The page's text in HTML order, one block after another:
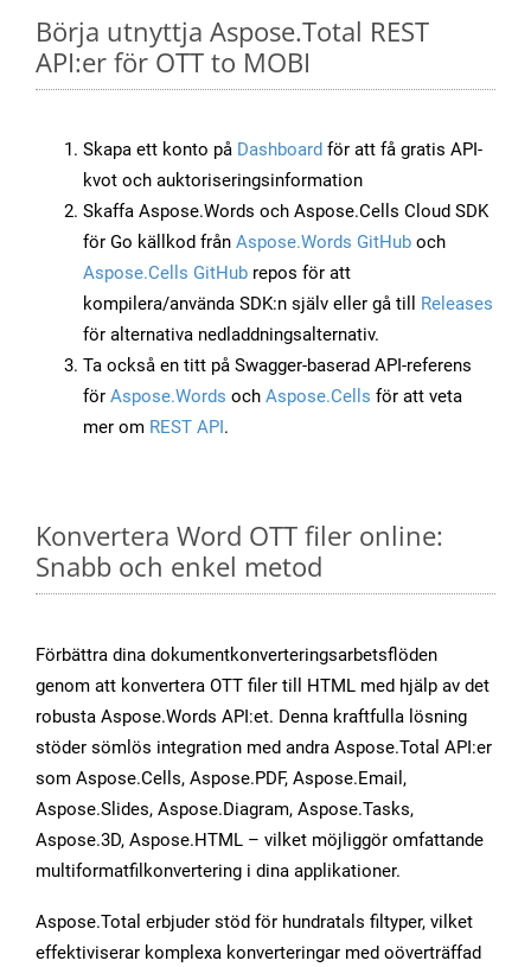
Börja utnyttja Aspose.Total REST
API:er för OTT to MOBI
Skapa ett konto på Dashboard för att få gratis API-
kvot och auktoriseringsinformation
Skaffa Aspose.Words och Aspose.Cells Cloud SDK
för Go källkod från Aspose.Words GitHub och
Aspose.Cells GitHub repos för att
kompilera/använda SDK:n själv eller gå till Releases
för alternativa nedladdningsalternativ.
Ta också en titt på Swagger-baserad API-referens
för Aspose.Words och Aspose.Cells för att veta
mer om REST API.
Konvertera Word OTT filer online:
Snabb och enkel metod
Förbättra dina dokumentkonverteringsarbetsflöden
genom att konvertera OTT filer till HTML med hjälp av det
robusta Aspose.Words API:et. Denna kraftfulla lösning
stöder sömlös integration med andra Aspose.Total API:er
som Aspose.Cells, Aspose.PDF, Aspose.Email,
Aspose.Slides, Aspose.Diagram, Aspose.Tasks,
Aspose.3D, Aspose.HTML – vilket möjliggör omfattande
multiformatfilkonvertering i dina applikationer.
Aspose.Total erbjuder stöd för hundratals filtyper, vilket
effektiviserar komplexa konverteringar med oöverträffad